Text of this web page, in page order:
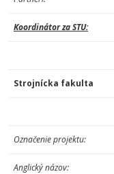
Koordinátor za STU:
Strojnícka fakulta
Označenie projektu:
Anglický názov: